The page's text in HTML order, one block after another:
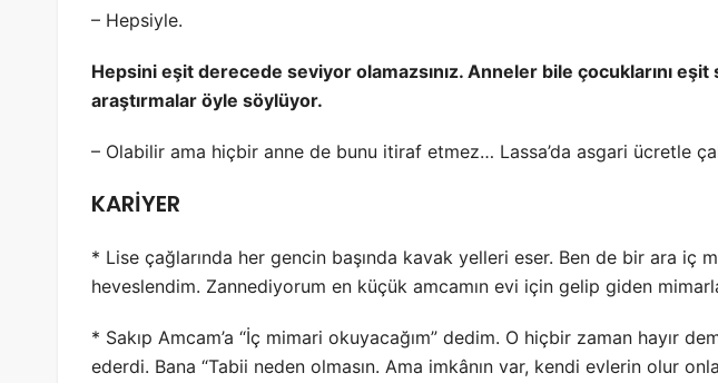
– Hepsiyle.
Hepsini eşit derecede seviyor olamazsınız. Anneler bile çocuklarını eşit
araştırmalar öyle söylüyor.
– Olabilir ama hiçbir anne de bunu itiraf etmez… Lassa’da asgari ücretle
KARİYER
* Lise çağlarında her gencin başında kavak yelleri eser. Ben de bir ara iç
heveslendim. Zannediyorum en küçük amcamın evi için gelip giden
* Sakıp Amcam’a “İç mimari okuyacağım” dedim. O hiçbir zaman hayır
ederdi. Bana “Tabii neden olmasın. Ama imkânın var, kendi evlerin olur